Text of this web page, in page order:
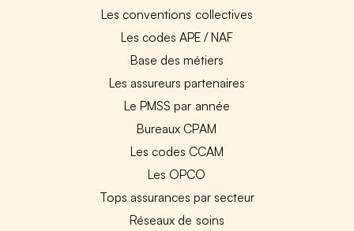
Les conventions collectives
Les codes APE / NAF
Base des métiers
Les assureurs partenaires
Le PMSS par année
Bureaux CPAM
Les codes CCAM
Les OPCO
Tops assurances par secteur
Réseaux de soins